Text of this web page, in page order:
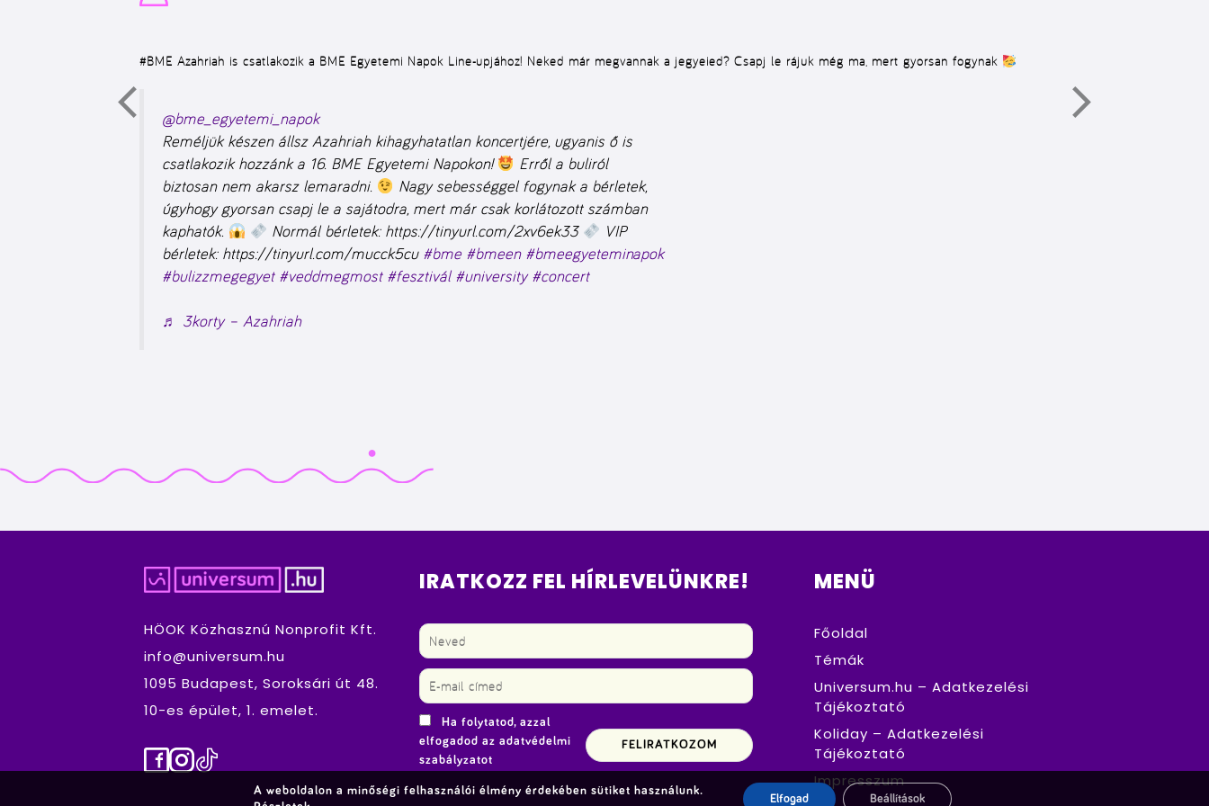
#BME Azahriah is csatlakozik a BME Egyetemi Napok Line-upjához! Neked már megvannak a jegyeied? Csapj le rájuk még ma, mert gyorsan fogynak
@bme_egyetemi_napok
Reméljük készen állsz Azahriah kihagyhatatlan koncertjére, ugyanis ő is
csatlakozik hozzánk a 16. BME Egyetemi Napokon!
Erről a buliról
biztosan nem akarsz lemaradni.
Nagy sebességgel fogynak a bérletek,
úgyhogy gyorsan csapj le a sajátodra, mert már csak korlátozott számban
kaphatók.
Normál bérletek: https://tinyurl.com/2xv6ek33
VIP
bérletek: https://tinyurl.com/mucck5cu #bme #bmeen #bmeegyeteminapok
#bulizzmegegyet #veddmegmost #fesztivál #university #concert
♬ 3korty – Azahriah
HÖOK Közhasznú Nonprofit Kft.
info@universum.hu
1095 Budapest, Soroksári út 48.
10-es épület, 1. emelet.
Facebook
Instagram
TikTok
IRATKOZZ FEL HÍRLEVELÜNKRE!
Ha folytatod, azzal
elfogadod az adatvédelmi
szabályzatot
MENÜ
Főoldal
Témák
Universum.hu – Adatkezelési
Tájékoztató
Koliday – Adatkezelési
Tájékoztató
Impresszum
A weboldalon a minőségi felhasználói élmény érdekében sütiket használunk.
Elfogad Beállítások